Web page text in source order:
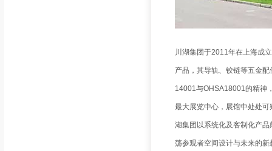
川湖集团于2011年在上海成立
产品，其导轨、铰链等五金
14001与OHSA18001的精神
最大展览中心，展馆中处处
湖集团以系统化及客制化产
荡参观者空间设计与未来的新